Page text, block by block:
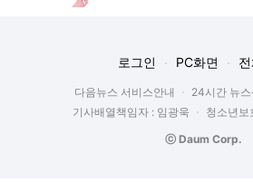
로그인 PC화면
다음뉴스 서비스안내 24시간 뉴스
기사배열책임자 : 임광욱
청소년보
ⓒ Daum Corp.